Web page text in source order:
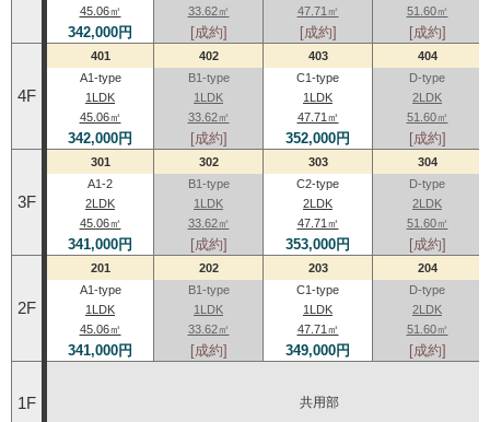
45.06㎡
342,000円
33.62㎡
[成約]
47.71㎡
[成約]
51.60㎡
[成約]
4F
401
A1-type
1LDK
45.06㎡
342,000円
402
B1-type
1LDK
33.62㎡
[成約]
403
C1-type
1LDK
47.71㎡
352,000円
404
D-type
2LDK
51.60㎡
[成約]
3F
301
A1-2
2LDK
45.06㎡
341,000円
302
B1-type
1LDK
33.62㎡
[成約]
303
C2-type
2LDK
47.71㎡
353,000円
304
D-type
2LDK
51.60㎡
[成約]
2F
201
A1-type
1LDK
45.06㎡
341,000円
202
B1-type
1LDK
33.62㎡
[成約]
203
C1-type
1LDK
47.71㎡
349,000円
204
D-type
2LDK
51.60㎡
[成約]
1F 共用部